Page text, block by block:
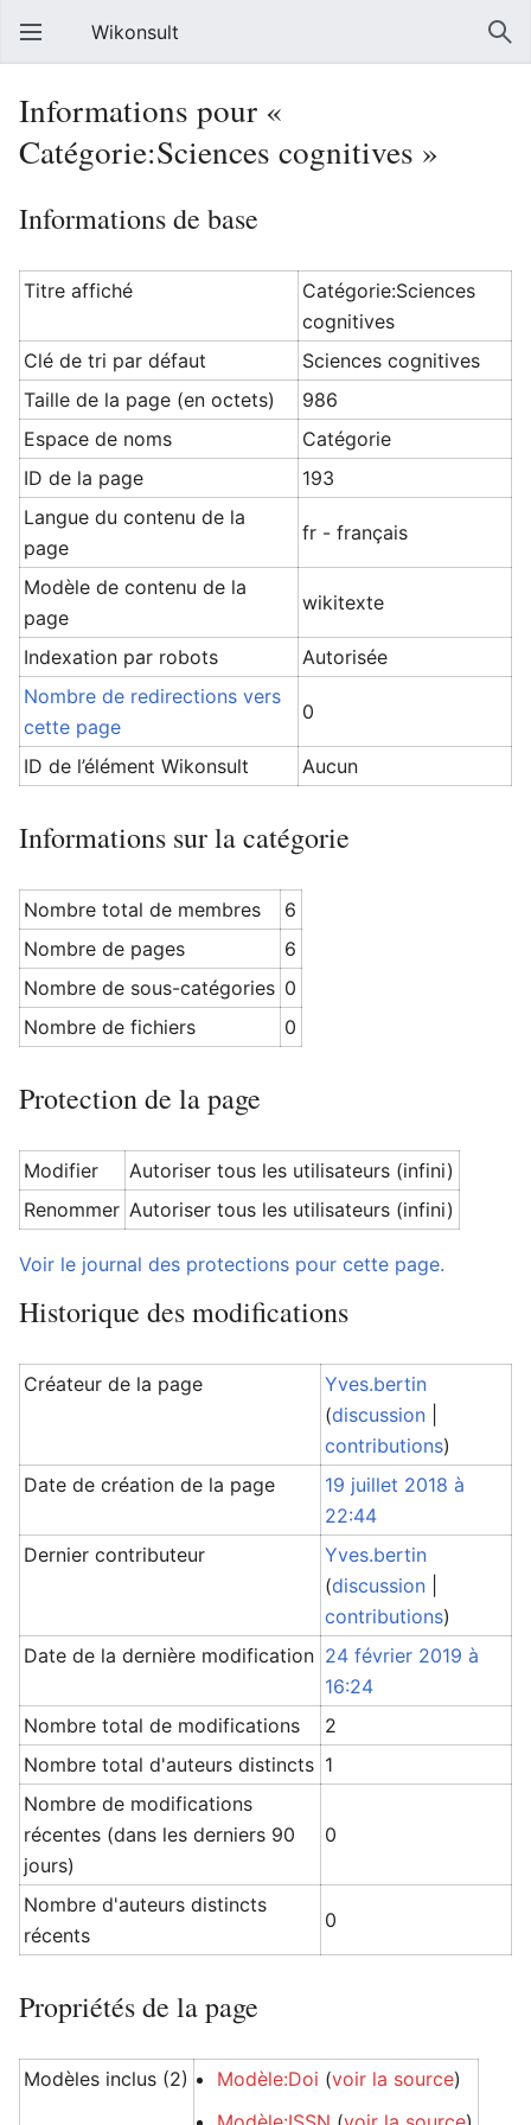
Ouvrir le menu principal
Wikonsult
Informations pour «
Catégorie:Sciences cognitives »
Informations de base
Titre affiché
Catégorie:Sciences
cognitives
Clé de tri par défaut
Sciences cognitives
Taille de la page (en octets)
986
Espace de noms
Catégorie
ID de la page
193
Langue du contenu de la
page
fr - français
Modèle de contenu de la
page
wikitexte
Indexation par robots
Autorisée
Nombre de redirections vers
cette page
0
ID de l’élément Wikonsult Aucun
Informations sur la catégorie
Nombre total de membres
6
Nombre de pages
6
Nombre de sous-catégories 0
Nombre de fichiers
0
Protection de la page
Modifier
Autoriser tous les utilisateurs (infini)
Renommer Autoriser tous les utilisateurs (infini)
Voir le journal des protections pour cette page.
Historique des modifications
Créateur de la page
Yves.bertin
(discussion
contributions)
Date de création de la page
19 juillet 2018 à
22:44
Dernier contributeur
Yves.bertin
(discussion
contributions)
Date de la dernière modification 24 février 2019 à
16:24
Nombre total de modifications
2
Nombre total d'auteurs distincts 1
Nombre de modifications
récentes (dans les derniers 90
jours)
0
Nombre d'auteurs distincts
récents
0
Propriétés de la page
Modèles inclus (2) Modèle:Doi (voir la source)